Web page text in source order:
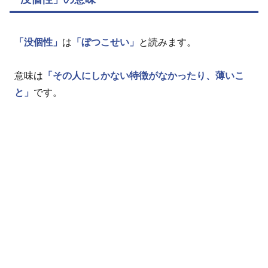
「没個性」 は 「ぼつこせい」 と読みます。
意味は 「その人にしかない特徴がなかったり、薄いこ
と」 です。